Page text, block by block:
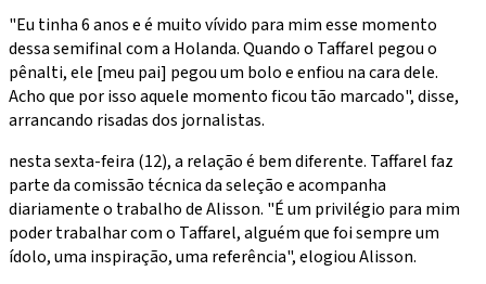
"Eu tinha 6 anos e é muito vívido para mim esse momento
dessa semifinal com a Holanda. Quando o Taffarel pegou o
pênalti, ele [meu pai] pegou um bolo e enfiou na cara dele.
Acho que por isso aquele momento ficou tão marcado", disse,
arrancando risadas dos jornalistas.
nesta sexta-feira (12), a relação é bem diferente. Taffarel faz
parte da comissão técnica da seleção e acompanha
diariamente o trabalho de Alisson. "É um privilégio para mim
poder trabalhar com o Taffarel, alguém que foi sempre um
ídolo, uma inspiração, uma referência", elogiou Alisson.